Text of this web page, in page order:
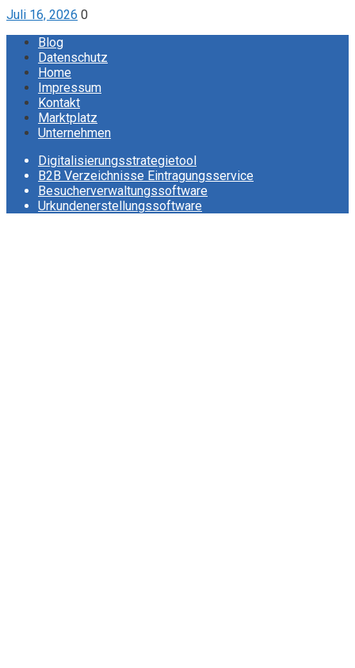
Juli 16, 2026 0
Blog
Datenschutz
Home
Impressum
Kontakt
Marktplatz
Unternehmen
Digitalisierungsstrategietool
B2B Verzeichnisse Eintragungsservice
Besucherverwaltungssoftware
Urkundenerstellungssoftware